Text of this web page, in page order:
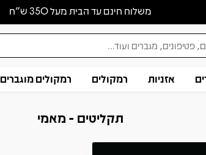
משלוח חינם עד הבית מעל 350 ש״ח
אזניות רמקולים רמקולים מוגברים
תקליטים - מאמי